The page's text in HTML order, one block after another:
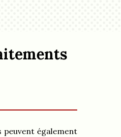
peuvent également